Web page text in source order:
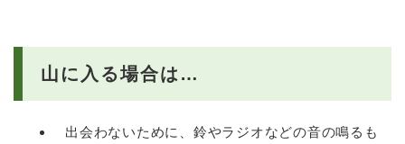
山に入る場合は…
出会わないために、鈴やラジオなどの音の鳴るも